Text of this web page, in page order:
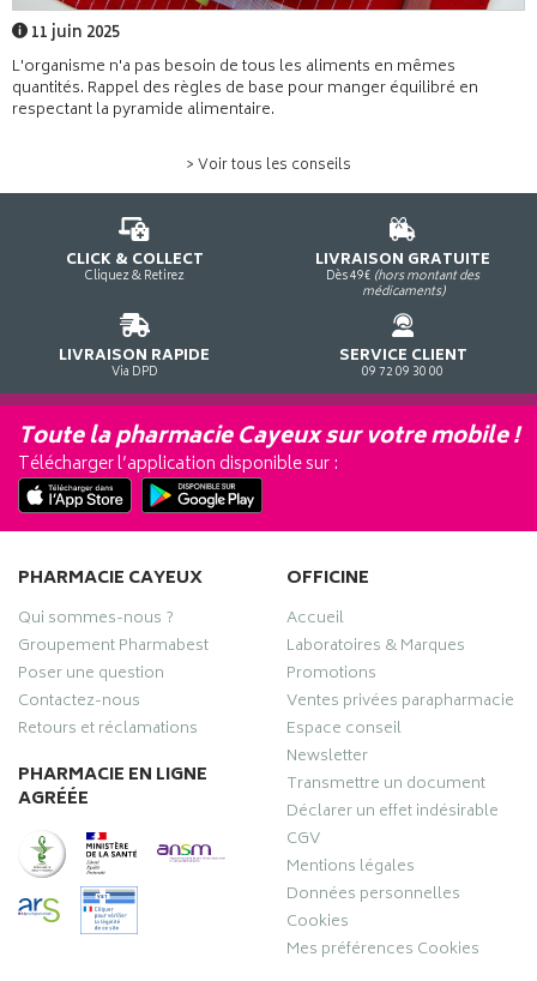
11 juin 2025
L'organisme n'a pas besoin de tous les aliments en mêmes
quantités. Rappel des règles de base pour manger équilibré en
respectant la pyramide alimentaire.
> Voir tous les conseils
CLICK & COLLECT
Cliquez & Retirez
LIVRAISON GRATUITE
Dès 49€ (hors montant des
médicaments)
LIVRAISON RAPIDE
Via DPD
SERVICE CLIENT
09 72 09 30 00
Toute la pharmacie Cayeux sur votre mobile !
Télécharger l’application disponible sur :
PHARMACIE CAYEUX
Qui sommes-nous ?
Groupement Pharmabest
Poser une question
Contactez-nous
Retours et réclamations
PHARMACIE EN LIGNE
AGRÉÉE
OFFICINE
Accueil
Laboratoires & Marques
Promotions
Ventes privées parapharmacie
Espace conseil
Newsletter
Transmettre un document
Déclarer un effet indésirable
CGV
Mentions légales
Données personnelles
Cookies
Mes préférences Cookies